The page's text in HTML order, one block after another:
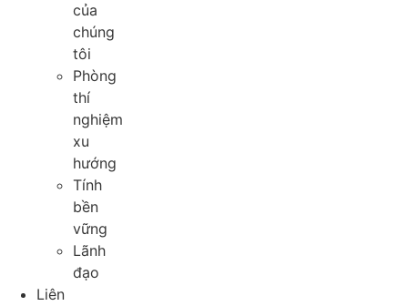
của
chúng
tôi
Phòng
thí
nghiệm
xu
hướng
Tính
bền
vững
Lãnh
đạo
Liên